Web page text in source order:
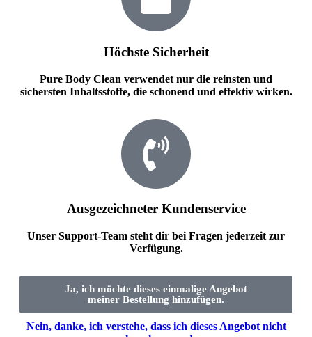
Höchste Sicherheit
Pure Body Clean verwendet nur die reinsten und
sichersten Inhaltsstoffe, die schonend und effektiv wirken.
Ausgezeichneter Kundenservice
Unser Support-Team steht dir bei Fragen jederzeit zur
Verfügung.
Ja, ich möchte dieses einmalige Angebot
meiner Bestellung hinzufügen.
Nein, danke, ich verstehe, dass ich dieses Angebot nicht